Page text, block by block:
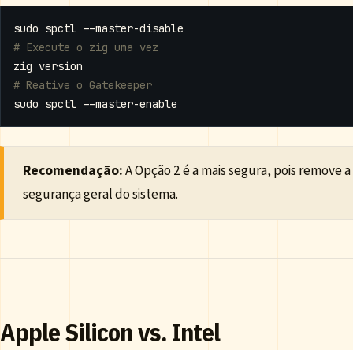
# Execute o zig uma vez
# Reative o Gatekeeper
Recomendação:A Opção 2 é a mais segura, pois
segurança geral do sistema.
Apple Silicon vs. Intel